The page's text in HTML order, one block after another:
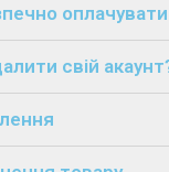
свій